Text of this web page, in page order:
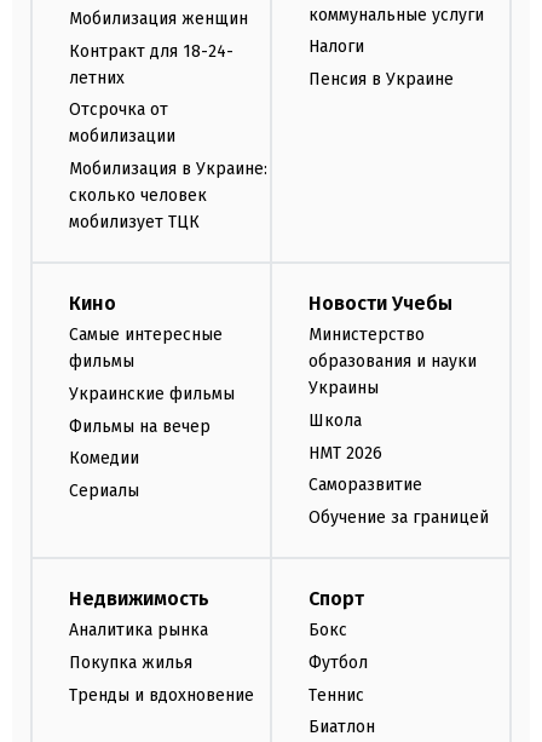
Мобилизация женщин
Контракт для 18-24-
летних
Отсрочка от
мобилизации
Мобилизация в Украине:
сколько человек
мобилизует ТЦК
коммунальные услуги
Налоги
Пенсия в Украине
Кино
Самые интересные
фильмы
Украинские фильмы
Фильмы на вечер
Комедии
Сериалы
Новости Учебы
Министерство
образования и науки
Украины
Школа
НМТ 2026
Саморазвитие
Обучение за границей
Недвижимость
Аналитика рынка
Покупка жилья
Тренды и вдохновение
Спорт
Бокс
Футбол
Теннис
Биатлон